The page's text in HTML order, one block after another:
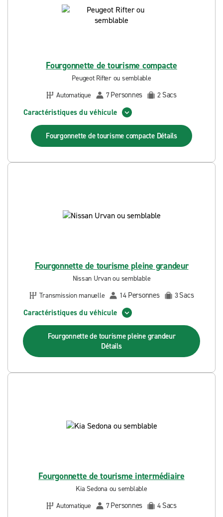
Fourgonnette de tourisme compacte
Peugeot Rifter ou semblable
Automatique
7Personnes 2 Sacs
Caractéristiques du véhicule
Fourgonnette de tourisme compacte Détails
Fourgonnette de tourisme pleine grandeur
Nissan Urvan ou semblable
Transmission manuelle
14 Personnes 3Sacs
Caractéristiques du véhicule
Fourgonnette de tourisme pleine grandeur
Détails
Fourgonnette de tourisme intermédiaire
Kia Sedona ou semblable
Automatique
7Personnes 4 Sacs